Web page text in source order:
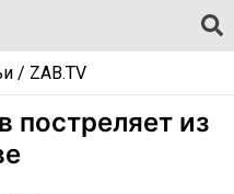
/ ZAB.TV
постреляет из